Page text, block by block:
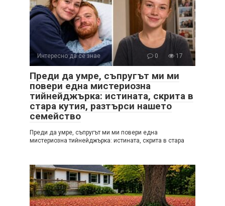
Интересно да се знае 0 17
Преди да умре, съпругът ми ми
повери една мистериозна
тийнейджърка: истината, скрита в
стара кутия, разтърси нашето
семейство
Преди да умре, съпругът ми ми повери една
мистериозна тийнейджърка: истината, скрита в стара